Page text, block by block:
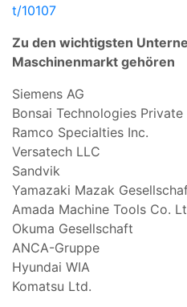
t/10107
Zu den wichtigsten
Maschinenmarkt gehören
Siemens AG
Bonsai Technologies
Ramco Specialties Inc.
Versatech LLC
Sandvik
Yamazaki Mazak
Amada Machine Tools Co.
Okuma Gesellschaft
ANCA-Gruppe
Hyundai WIA
Komatsu Ltd.